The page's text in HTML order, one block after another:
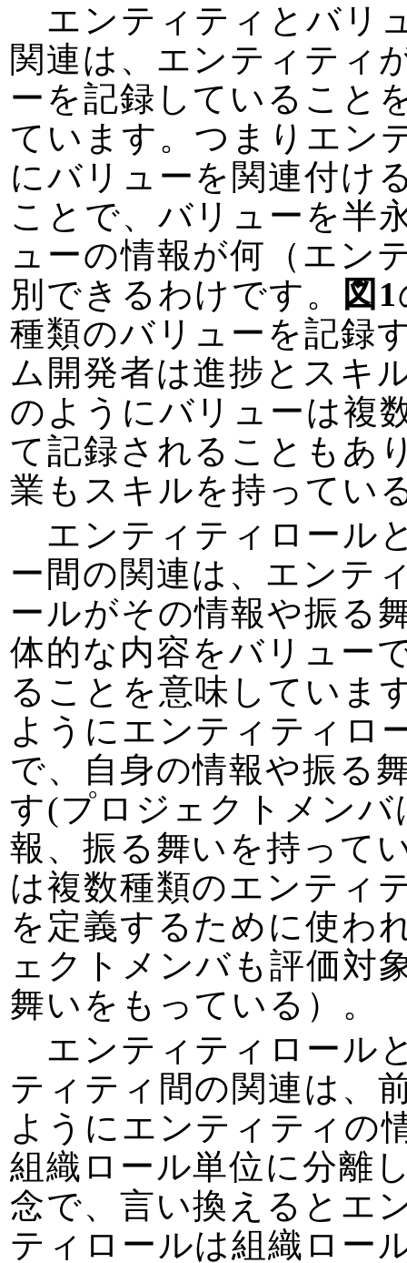
エンティティとバリ
関連は、エンティティ
ーを記録していること
ています。つまりエン
にバリューを関連付け
ことで、バリューを半
ューの情報が何（エン
別できるわけです。
図1
種類のバリューを記録
ム開発者は進捗とスキ
のようにバリューは複
て記録されることもあ
業もスキルを持ってい
エンティティロール
ー間の関連は、エンテ
ールがその情報や振る
体的な内容をバリュー
ることを意味していま
ようにエンティティロ
で、自身の情報や振る
す(プロジェクトメン
報、振る舞いを持って
は複数種類のエンティ
を定義するために使わ
ェクトメンバも評価対
舞いをもっている）。
エンティティロール
ティティ間の関連は、
ようにエンティティの
組織ロール単位に分離
念で、言い換えるとエ
ティロールは組織ロー